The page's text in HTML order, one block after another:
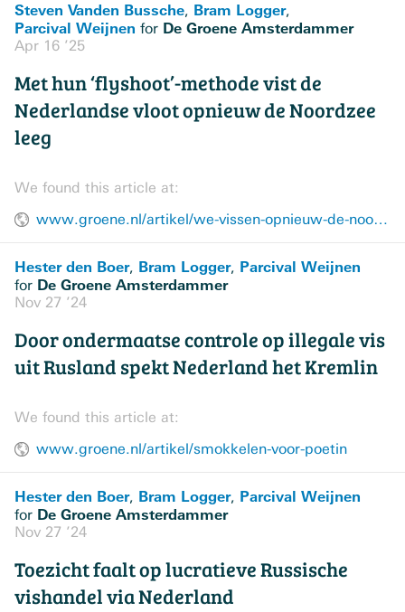
Steven Vanden Bussche, Bram Logger,
Parcival Weijnen for De Groene Amsterdammer
Apr 16 ’25
Met hun ‘flyshoot’-methode vist de
Nederlandse vloot opnieuw de Noordzee
leeg
We found this article at:
www.groene.nl/artikel/we-vissen-opnieuw-de-noordzee-leeg
Hester den Boer, Bram Logger, Parcival Weijnen
for De Groene Amsterdammer
Nov 27 ’24
Door ondermaatse controle op illegale vis
uit Rusland spekt Nederland het Kremlin
We found this article at:
www.groene.nl/artikel/smokkelen-voor-poetin
Hester den Boer, Bram Logger, Parcival Weijnen
for De Groene Amsterdammer
Nov 27 ’24
Toezicht faalt op lucratieve Russische
vishandel via Nederland